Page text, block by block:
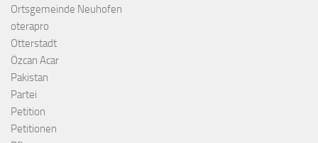
Ortsgemeinde Neuhofen
oterapro
Otterstadt
Özcan Acar
Pakistan
Partei
Petition
Petitionen